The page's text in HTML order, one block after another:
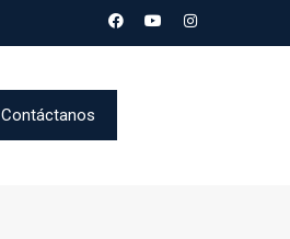
Contáctanos